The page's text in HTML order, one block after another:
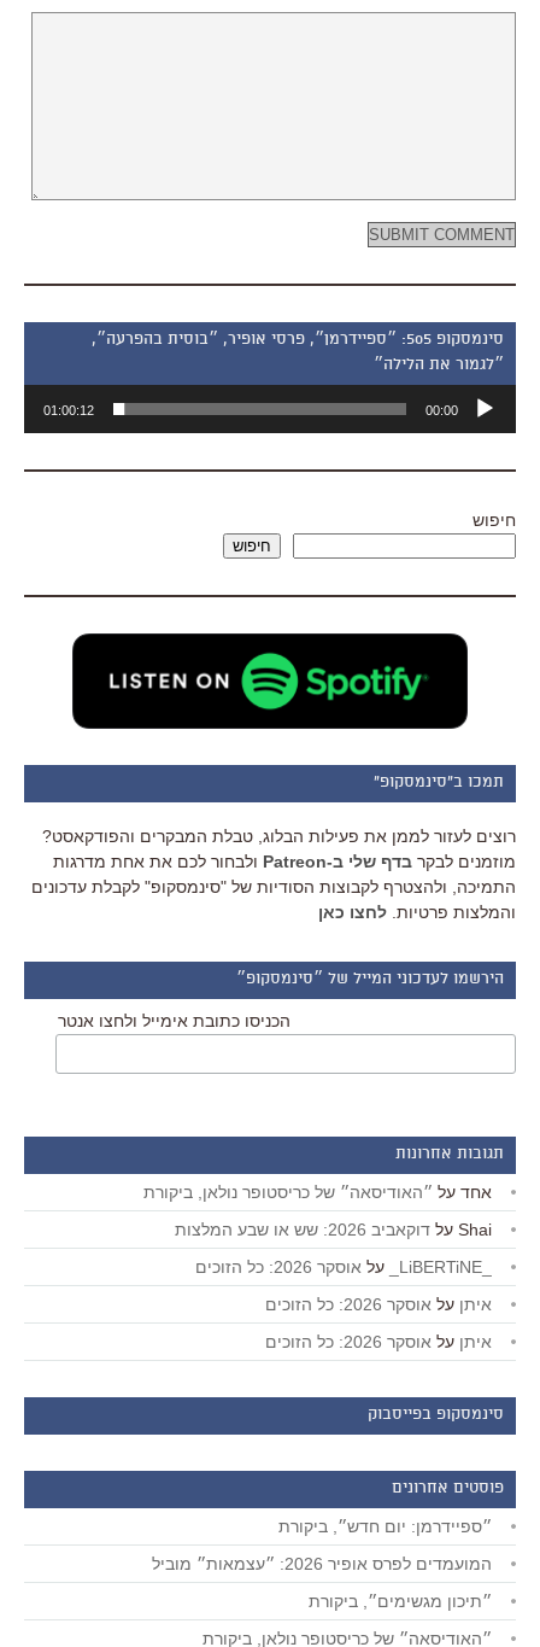
סינמסקופ 505: ״ספיידרמן״, פרסי אופיר, ״בוסית בהפרעה״,
״לגמור את הלילה״
אודיו
00:00
01:00:12
חיפוש
חיפוש
תמכו ב"סינמסקופ"
רוצים לעזור לממן את פעילות הבלוג, טבלת המבקרים והפודקאסט?
מוזמנים לבקר בדף שלי ב-Patreon
ולבחור לכם את אחת מדרגות
התמיכה, ולהצטרף לקבוצות הסודיות של "סינמסקופ" לקבלת עדכונים
והמלצות פרטיות. לחצו כאן
הירשמו לעדכוני המייל של ״סינמסקופ״
הכניסו כתובת אימייל ולחצו אנטר
תגובות אחרונות
אחד על ״האודיסאה״ של כריסטופר נולאן, ביקורת
Shai על דוקאביב 2026: שש או שבע המלצות
על אוסקר 2026: כל הזוכים
איתן על אוסקר 2026: כל הזוכים
איתן על אוסקר 2026: כל הזוכים
סינמסקופ בפייסבוק
פוסטים אחרונים
״ספיידרמן: יום חדש״, ביקורת
המועמדים לפרס אופיר 2026: ״עצמאות״ מוביל
״תיכון מגשימים״, ביקורת
״האודיסאה״ של כריסטופר נולאן, ביקורת